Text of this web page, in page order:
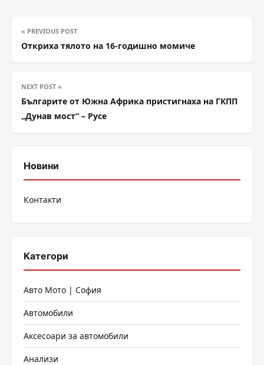
« PREVIOUS POST
Откриха тялото на 16-годишно момиче
NEXT POST »
Българите от Южна Африка пристигнаха на ГКПП
„Дунав мост“ – Русе
Новини
Контакти
Категори
Авто Мото | София
Автомобили
Аксесоари за автомобили
Анализи